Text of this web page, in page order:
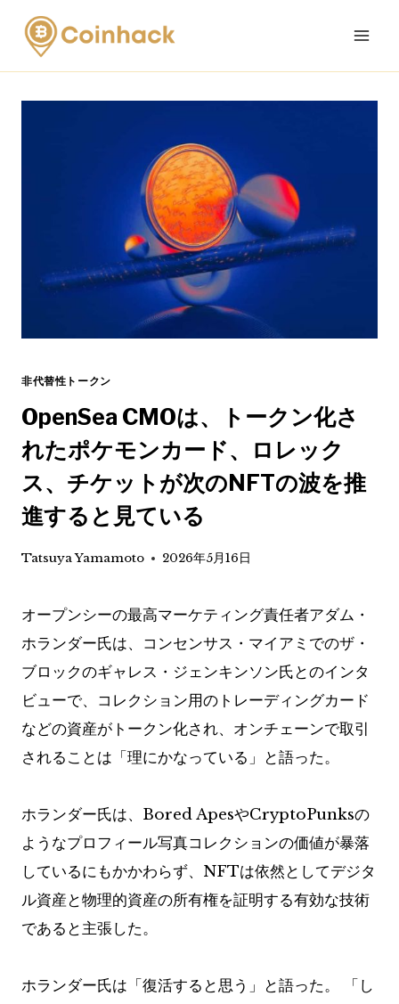
Skip
content
非代替性トークン
OpenSea CMOは、トークン化さ
れたポケモンカード、​​ロレック
ス、チケットが次のNFTの波を推
進すると見ている
Tatsuya Yamamoto 2026年5月16日
オープンシーの最高マーケティング責任者アダム・
ホランダー氏は、コンセンサス・マイアミでのザ・
ブロックのギャレス・ジェンキンソン氏とのインタ
ビューで、コレクション用のトレーディングカード
などの資産がトークン化され、オンチェーンで取引
されることは「理にかなっている」と語った。
ホランダー氏は、Bored ApesやCryptoPunksの
ようなプロフィール写真コレクションの価値が暴落
しているにもかかわらず、NFTは依然としてデジタ
ル資産と物理的資産の所有権を証明する有効な技術
であると主張した。
ホランダー氏は「復活すると思う」と語った。 「し